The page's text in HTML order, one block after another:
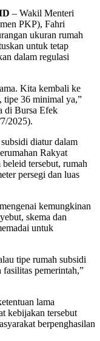
– Wakil Menteri
PKP), Fahri
ukuran rumah
untuk tetap
dalam regulasi
Kita kembali ke
tipe 36 minimal ya,”
di Bursa Efek
2025).
diatur dalam
Rakyat
tersebut, rumah
persegi dan luas
kemungkinan
skema dan
untuk
tipe rumah subsidi
pemerintah,”
lama
kebijakan tersebut
berpenghasilan